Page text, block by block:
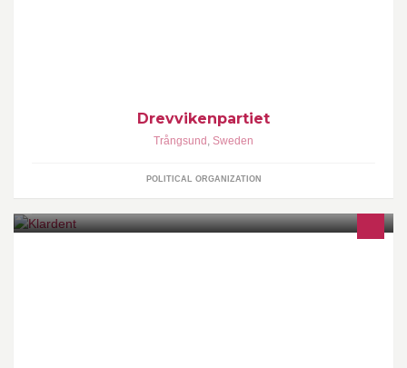
Drevvikenpartiet
Trångsund , Sweden
POLITICAL ORGANIZATION